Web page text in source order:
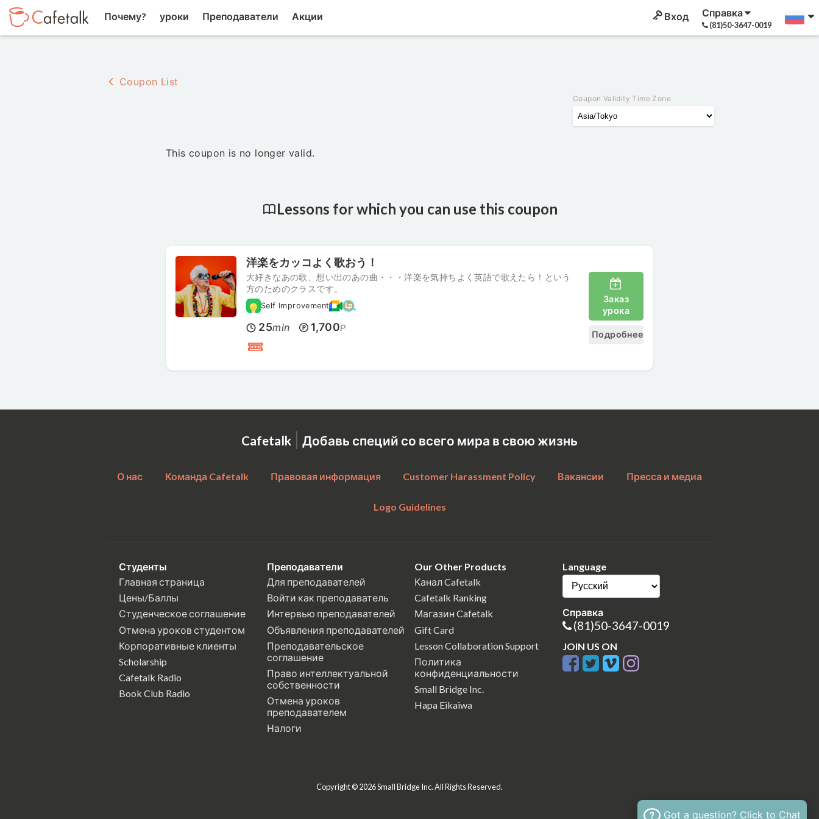
Почему? уроки Преподаватели Акции Вход Справка
(81)50-3647-0019
Coupon List
Coupon Validity Time Zone
This coupon is no longer valid.
Lessons for which you can use this coupon
洋楽をカッコよく歌おう！
大好きなあの歌、想い出のあの曲・・・洋楽を気持ちよく英語で歌えたら！という
方のためのクラスです。
Self Improvement
25min 1,700P
Заказ
урока
Подробнее
Cafetalk | Добавь специй со всего мира в свою жизнь
О нас Команда Cafetalk Правовая информация Customer Harassment Policy Вакансии Пресса и медиа
Logo Guidelines
Студенты
Главная страница
Цены/Баллы
Студенческое соглашение
Отмена уроков студентом
Корпоративные клиенты
Scholarship
Cafetalk Radio
Book Club Radio
Преподаватели
Для преподавателей
Войти как преподаватель
Интервью преподавателей
Объявления преподавателей
Преподавательское
соглашение
Право интеллектуальной
собственности
Отмена уроков
преподавателем
Налоги
Our Other Products
Канал Cafetalk
Cafetalk Ranking
Магазин Cafetalk
Gift Card
Lesson Collaboration Support
Политика
конфиденциальности
Small Bridge Inc.
Hapa Eikaiwa
Language
Справка
(81)50-3647-0019
JOIN US ON
Copyright © 2026 Small Bridge Inc. All Rights Reserved.
Got a question? Click to Chat